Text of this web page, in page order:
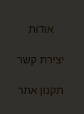
אודות
יצירת קשר
תקנון אתר